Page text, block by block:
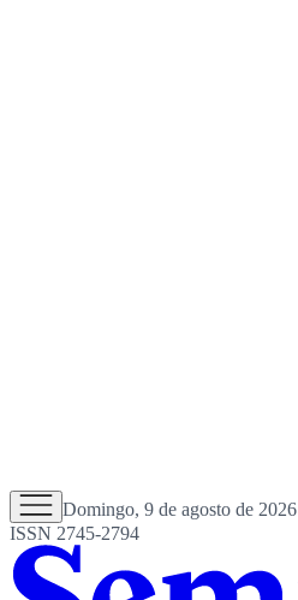
Domingo, 9 de agosto de 2026
ISSN 2745-2794